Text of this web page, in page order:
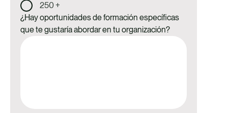
250 +
¿Hay oportunidades de formación específicas
que te gustaría abordar en tu organización?